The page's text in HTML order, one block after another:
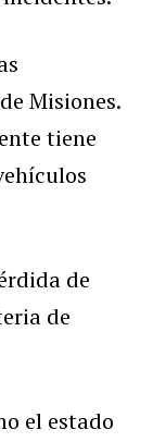
Misiones.
tiene
de
de
el estado